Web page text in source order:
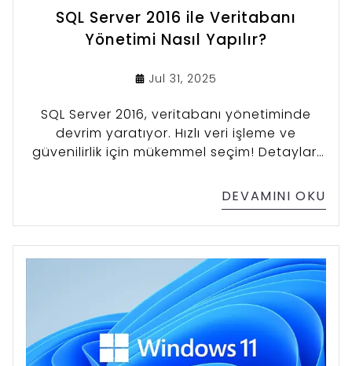
SQL Server 2016 ile Veritabanı
Yönetimi Nasıl Yapılır?
Jul 31, 2025
SQL Server 2016, veritabanı yönetiminde
devrim yaratıyor. Hızlı veri işleme ve
güvenilirlik için mükemmel seçim! Detayları
DEVAMINI OKU